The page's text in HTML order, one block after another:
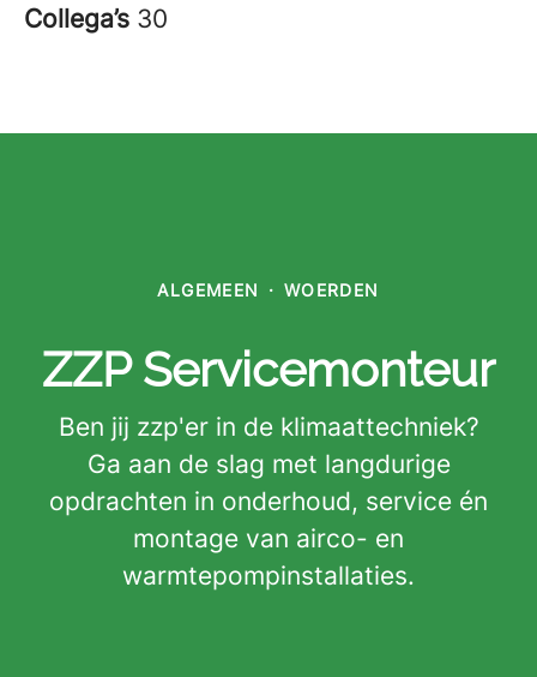
Collega’s 30
ALGEMEEN · WOERDEN
ZZP Servicemonteur
Ben jij zzp'er in de klimaattechniek?
Ga aan de slag met langdurige
opdrachten in onderhoud, service én
montage van airco- en
warmtepompinstallaties.